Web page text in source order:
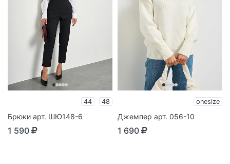
44 48
Брюки арт. ШЮ148-6
1 590
onesize
Джемпер арт. 056-10
1 690